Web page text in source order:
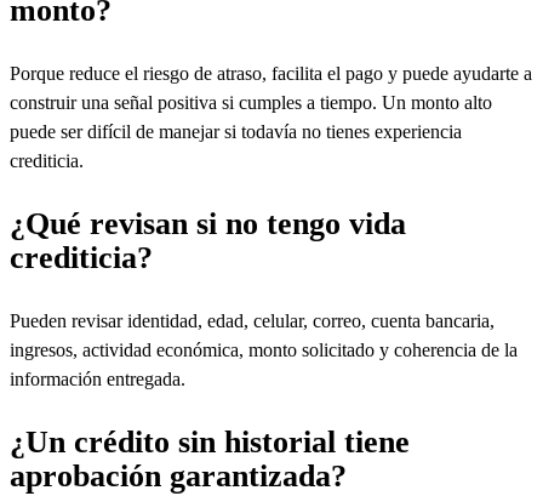
monto?
Porque reduce el riesgo de atraso, facilita el pago y puede ayudarte a
construir una señal positiva si cumples a tiempo. Un monto alto
puede ser difícil de manejar si todavía no tienes experiencia
crediticia.
¿Qué revisan si no tengo vida
crediticia?
Pueden revisar identidad, edad, celular, correo, cuenta bancaria,
ingresos, actividad económica, monto solicitado y coherencia de la
información entregada.
¿Un crédito sin historial tiene
aprobación garantizada?